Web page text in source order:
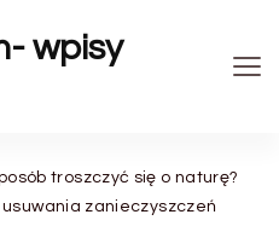
wpisy
troszczyć się o naturę?
zanieczyszczeń